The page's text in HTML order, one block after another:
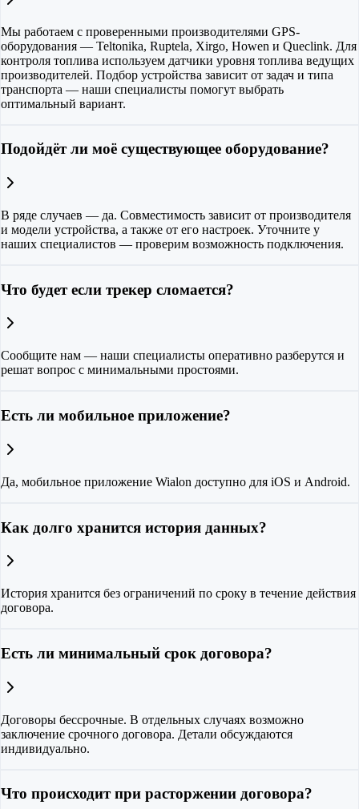
Мы работаем с проверенными производителями GPS-
оборудования — Teltonika, Ruptela, Xirgo, Howen и Queclink. Для
контроля топлива используем датчики уровня топлива ведущих
производителей. Подбор устройства зависит от задач и типа
транспорта — наши специалисты помогут выбрать
оптимальный вариант.
Подойдёт ли моё существующее оборудование?
В ряде случаев — да. Совместимость зависит от производителя
и модели устройства, а также от его настроек. Уточните у
наших специалистов — проверим возможность подключения.
Что будет если трекер сломается?
Сообщите нам — наши специалисты оперативно разберутся и
решат вопрос с минимальными простоями.
Есть ли мобильное приложение?
Да, мобильное приложение Wialon доступно для iOS и Android.
Как долго хранится история данных?
История хранится без ограничений по сроку в течение действия
договора.
Есть ли минимальный срок договора?
Договоры бессрочные. В отдельных случаях возможно
заключение срочного договора. Детали обсуждаются
индивидуально.
Что происходит при расторжении договора?